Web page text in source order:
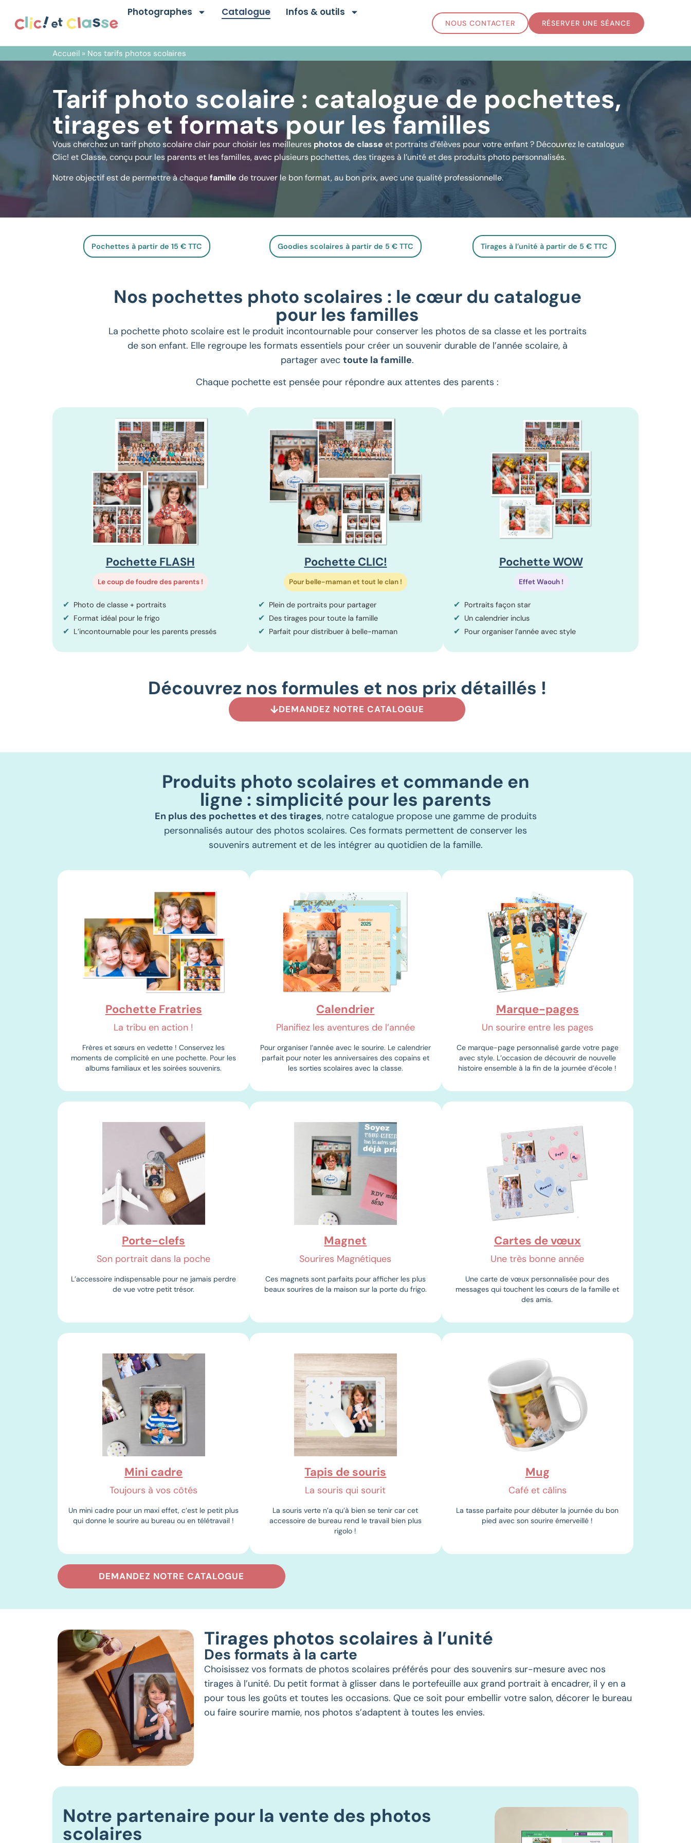
Photographes Catalogue Infos & outils
NOUS CONTACTER RÉSERVER UNE SÉANCE
Accueil » Nos tarifs photos scolaires
Tarif photo scolaire : catalogue de pochettes,
tirages et formats pour les familles
Vous cherchez un tarif photo scolaire clair pour choisir les meilleures photos de classe et portraits d’élèves pour votre enfant ? Découvrez le catalogue
Clic! et Classe, conçu pour les parents et les familles, avec plusieurs pochettes, des tirages à l’unité et des produits photo personnalisés.
Notre objectif est de permettre à chaquefamille de trouver le bon format, au bon prix, avec une qualité professionnelle.
Pochettes à partir de 15 € TTC Goodies scolaires à partir de 5 € TTC Tirages à l’unité à partir de 5 € TTC
Nos pochettes photo scolaires : le cœur du catalogue
pour les familles
La pochette photo scolaire est le produit incontournable pour conserver les photos de sa classe et les portraits
de son enfant. Elle regroupe les formats essentiels pour créer un souvenir durable de l’année scolaire, à
partager avectoute la famille.
Chaque pochette est pensée pour répondre aux attentes des parents :
Pochette FLASH
Le coup de foudre des parents !
✔ Photo de classe + portraits
✔ Format idéal pour le frigo
✔ L’incontournable pour les parents pressés
Pochette CLIC!
Pour belle-maman et tout le clan !
✔ Plein de portraits pour partager
✔ Des tirages pour toute la famille
✔ Parfait pour distribuer à belle-maman
Pochette WOW
Effet Waouh !
✔ Portraits façon star
✔ Un calendrier inclus
✔ Pour organiser l’année avec style
Découvrez nos formules et nos prix détaillés !
DEMANDEZ NOTRE CATALOGUE
Produits photo scolaires et commande en
ligne : simplicité pour les parents
En plus des pochettes et des tirages, notre catalogue propose une gamme de produits
personnalisés autour des photos scolaires. Ces formats permettent de conserver les
souvenirs autrement et de les intégrer au quotidien de la famille.
Pochette Fratries
La tribu en action !
Frères et sœurs en vedette ! Conservez les
moments de complicité en une pochette. Pour les
albums familiaux et les soirées souvenirs.
Calendrier
Planifiez les aventures de l’année
Pour organiser l’année avec le sourire. Le calendrier
parfait pour noter les anniversaires des copains et
les sorties scolaires avec la classe.
Marque-pages
Un sourire entre les pages
Ce marque-page personnalisé garde votre page
avec style. L’occasion de découvrir de nouvelle
histoire ensemble à la fin de la journée d’école !
Porte-clefs
Son portrait dans la poche
L’accessoire indispensable pour ne jamais perdre
de vue votre petit trésor.
Magnet
Sourires Magnétiques
Ces magnets sont parfaits pour afficher les plus
beaux sourires de la maison sur la porte du frigo.
Cartes de vœux
Une très bonne année
Une carte de vœux personnalisée pour des
messages qui touchent les cœurs de la famille et
des amis.
Mini cadre
Toujours à vos côtés
Un mini cadre pour un maxi effet, c’est le petit plus
qui donne le sourire au bureau ou en télétravail !
Tapis de souris
La souris qui sourit
La souris verte n’a qu’à bien se tenir car cet
accessoire de bureau rend le travail bien plus
rigolo !
Mug
Café et câlins
La tasse parfaite pour débuter la journée du bon
pied avec son sourire émerveillé !
DEMANDEZ NOTRE CATALOGUE
Tirages photos scolaires à l’unité
Des formats à la carte
Choisissez vos formats de photos scolaires préférés pour des souvenirs sur-mesure avec nos
tirages à l’unité. Du petit format à glisser dans le portefeuille aux grand portrait à encadrer, il y en a
pour tous les goûts et toutes les occasions. Que ce soit pour embellir votre salon, décorer le bureau
ou faire sourire mamie, nos photos s’adaptent à toutes les envies.
Notre partenaire pour la vente des photos
scolaires